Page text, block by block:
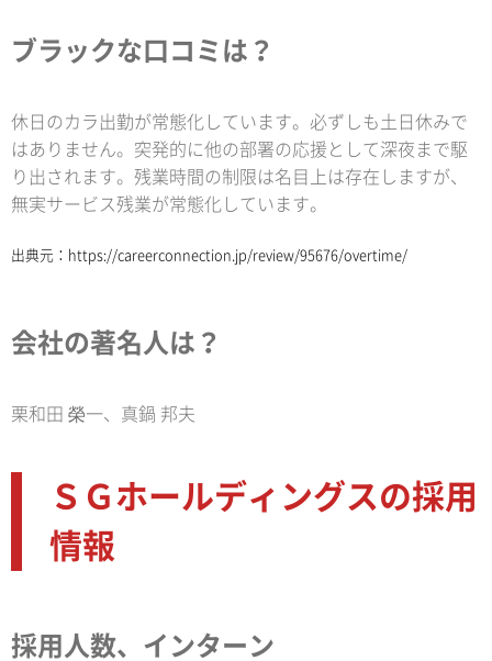
ブラックな口コミは？
休日のカラ出勤が常態化しています。必ずしも土日休みで
はありません。突発的に他の部署の応援として深夜まで駆
り出されます。残業時間の制限は名目上は存在しますが、
無実サービス残業が常態化しています。
出典元： https://careerconnection.jp/review/95676/overtime/
会社の著名人は？
栗和田 榮一、真鍋 邦夫
ＳＧホールディングスの採用
情報
採用人数、インターン